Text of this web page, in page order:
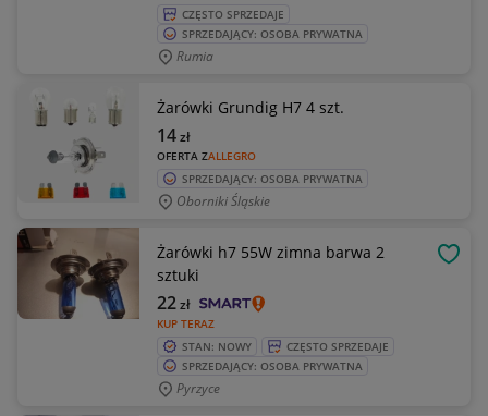
CZĘSTO SPRZEDAJE
SPRZEDAJĄCY: OSOBA PRYWATNA
Rumia
Żarówki Grundig H7 4 szt.
OFERTA ZALLEGRO
14zł
SPRZEDAJĄCY: OSOBA PRYWATNA
Oborniki Śląskie
Żarówki h7 55W zimna barwa 2
sztuki
KUP TERAZ
22zł
STAN: NOWY
CZĘSTO SPRZEDAJE
SPRZEDAJĄCY: OSOBA PRYWATNA
Pyrzyce